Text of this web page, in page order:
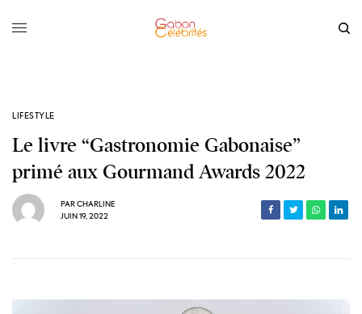
LIFESTYLE
Le livre “Gastronomie Gabonaise”
primé aux Gourmand Awards 2022
PARCHARLINE
JUIN 19, 2022